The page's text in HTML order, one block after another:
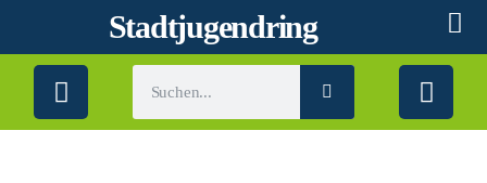
Stadtjugendring